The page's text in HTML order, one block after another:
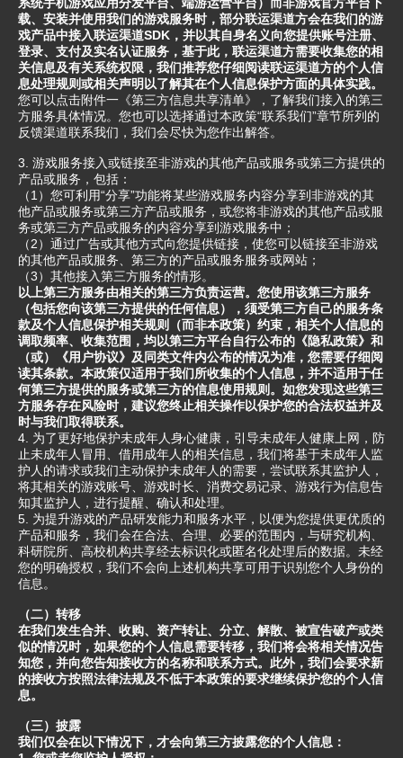
载、安装并使用我们的游戏服务时，部分联运渠道方会在我们的游
戏产品中接入联运渠道SDK，并以其自身名义向您提供账号注册、
登录、支付及实名认证服务，基于此，联运渠道方需要收集您的相
关信息及有关系统权限，我们推荐您仔细阅读联运渠道方的个人信
息处理规则或相关声明以了解其在个人信息保护方面的具体实践。
您可以点击附件一《第三方信息共享清单》，了解我们接入的第三
方服务具体情况。您也可以选择通过本政策“联系我们”章节所列的
反馈渠道联系我们，我们会尽快为您作出解答。
3. 游戏服务接入或链接至非游戏的其他产品或服务或第三方提供的
产品或服务，包括：
（1）您可利用“分享”功能将某些游戏服务内容分享到非游戏的其
他产品或服务或第三方产品或服务，或您将非游戏的其他产品或服
务或第三方产品或服务的内容分享到游戏服务中；
（2）通过广告或其他方式向您提供链接，使您可以链接至非游戏
的其他产品或服务、第三方的产品或服务服务或网站；
（3）其他接入第三方服务的情形。
以上第三方服务由相关的第三方负责运营。您使用该第三方服务
（包括您向该第三方提供的任何信息），须受第三方自己的服务条
款及个人信息保护相关规则（而非本政策）约束，相关个人信息的
调取频率、收集范围，均以第三方平台自行公布的《隐私政策》和
（或）《用户协议》及同类文件内公布的情况为准，您需要仔细阅
读其条款。本政策仅适用于我们所收集的个人信息，并不适用于任
何第三方提供的服务或第三方的信息使用规则。如您发现这些第三
方服务存在风险时，建议您终止相关操作以保护您的合法权益并及
时与我们取得联系。
4. 为了更好地保护未成年人身心健康，引导未成年人健康上网，防
止未成年人冒用、借用成年人的相关信息，我们将基于未成年人监
护人的请求或我们主动保护未成年人的需要，尝试联系其监护人，
将其相关的游戏账号、游戏时长、消费交易记录、游戏行为信息告
知其监护人，进行提醒、确认和处理。
5. 为提升游戏的产品研发能力和服务水平，以便为您提供更优质的
产品和服务，我们会在合法、合理、必要的范围内，与研究机构、
科研院所、高校机构共享经去标识化或匿名化处理后的数据。未经
您的明确授权，我们不会向上述机构共享可用于识别您个人身份的
信息。
（二）转移
在我们发生合并、收购、资产转让、分立、解散、被宣告破产或类
似的情况时，如果您的个人信息需要转移，我们将会将相关情况告
知您，并向您告知接收方的名称和联系方式。此外，我们会要求新
的接收方按照法律法规及不低于本政策的要求继续保护您的个人信
息。
（三）披露
我们仅会在以下情况下，才会向第三方披露您的个人信息：